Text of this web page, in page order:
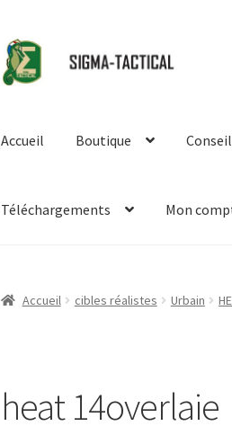
Aller
à
la
Aller
au
contenu
Accueil Boutique
Téléchargements Mon
Accueil cibles réalistes Urbain
heat 14overlaie